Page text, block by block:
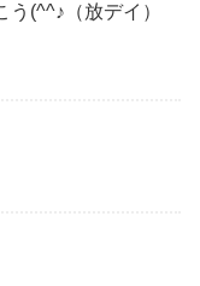
(^^♪（放デイ）